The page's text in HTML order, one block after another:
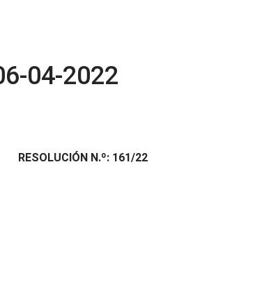
04-2022
RESOLUCIÓN N.º: 161/22